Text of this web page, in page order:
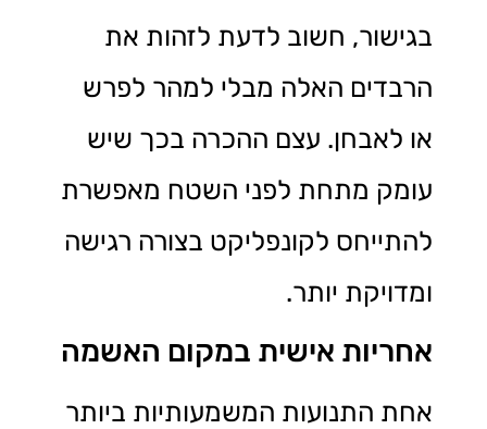
בגישור, חשוב לדעת לזהות את
הרבדים האלה מבלי למהר לפרש
או לאבחן. עצם ההכרה בכך שיש
עומק מתחת לפני השטח מאפשרת
להתייחס לקונפליקט בצורה רגישה
ומדויקת יותר.
אחריות אישית במקום האשמה
אחת התנועות המשמעותיות ביותר